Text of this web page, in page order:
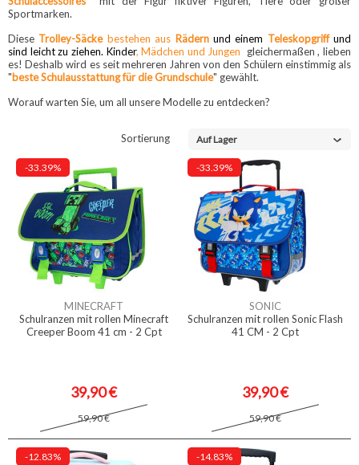
Sportmarken.
Diese Trolley-Säckebestehen aus Rädernund einem Teleskopgriff und
sind leicht zu ziehen. Kinder, Mädchen und Jungen gleichermaßen , lieben
es! Deshalb wird es seit mehreren Jahrenvon den Schülern einstimmig als
"beste Schulausstattung für die Grundschule" gewählt.
Worauf warten Sie, um all unsereModellezu entdecken?
Sortierung Auf Lager
-33.39%
MINECRAFT
Schulranzen mit rollen Minecraft
Creeper Boom 41 cm - 2 Cpt
39,90 €
59,90 €
-33.39%
SONIC
Schulranzen mit rollen Sonic Flash
41 CM - 2 Cpt
39,90 €
59,90 €
-12.83% -14.83%